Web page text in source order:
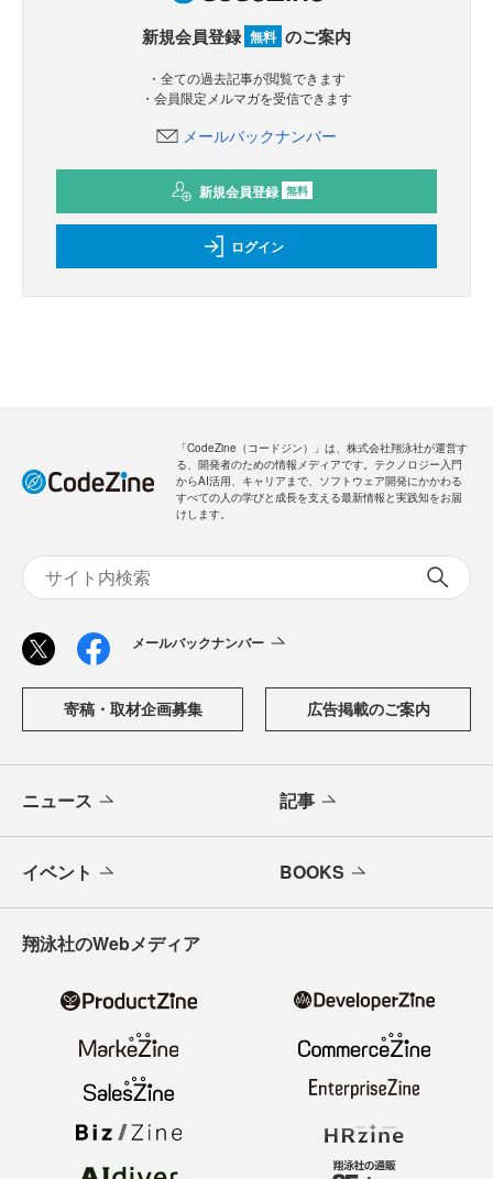
新規会員登録 無料 のご案内
・全ての過去記事が閲覧できます
・会員限定メルマガを受信できます
メールバックナンバー
新規会員登録 無料
ログイン
「CodeZine（コードジン）」は、株式会社翔泳社が運営す
る、開発者のための情報メディアです。テクノロジー入門
からAI活用、キャリアまで、ソフトウェア開発にかかわる
すべての人の学びと成長を支える最新情報と実践知をお届
けします。
メールバックナンバー
寄稿・取材企画募集 広告掲載のご案内
ニュース 記事
イベント BOOKS
翔泳社のWebメディア